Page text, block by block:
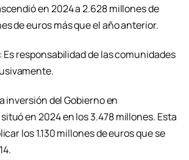
en 2024 a 2.628 millones de
de euros más que el año anterior.
Es responsabilidad de las comunidades
inversión del Gobierno en
en 2024 en los 3.478 millones. Esta
los 1.130 millones de euros que se